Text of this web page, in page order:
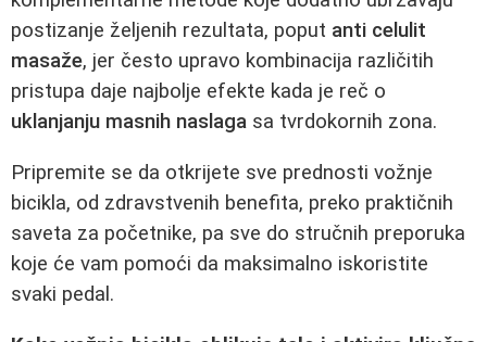
postizanje željenih rezultata, poput anti celulit
masaže, jer često upravo kombinacija različitih
pristupa daje najbolje efekte kada je reč o
uklanjanju masnih naslaga sa tvrdokornih zona.
Pripremite se da otkrijete sve prednosti vožnje
bicikla, od zdravstvenih benefita, preko praktičnih
saveta za početnike, pa sve do stručnih preporuka
koje će vam pomoći da maksimalno iskoristite
svaki pedal.